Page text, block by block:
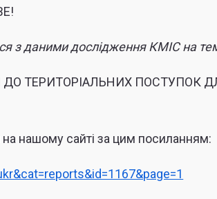
з даними дослідження КМІС на
ДО ТЕРИТОРІАЛЬНИХ
нашому сайті за цим посиланням: